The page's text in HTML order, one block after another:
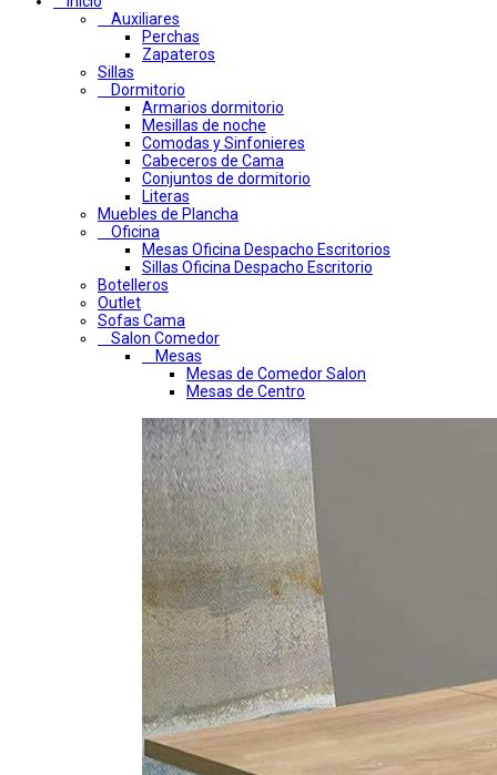
Auxiliares
Perchas
Zapateros
Sillas
Dormitorio
Armarios dormitorio
Mesillas de noche
Comodas y Sinfonieres
Cabeceros de Cama
Conjuntos de dormitorio
Literas
Muebles de Plancha
Oficina
Mesas Oficina Despacho Escritorios
Sillas Oficina Despacho Escritorio
Botelleros
Outlet
Sofas Cama
Salon Comedor
Mesas
Mesas de Comedor Salon
Mesas de Centro